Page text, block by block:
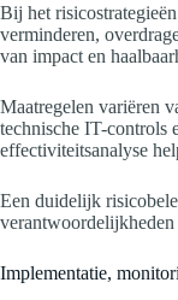
Bij het
verminderen,
van impact en
Maatregelen variëren
technische IT-controls
effectiviteitsanalyse
Een duidelijk
verantwoordelijkheden
Implementatie,